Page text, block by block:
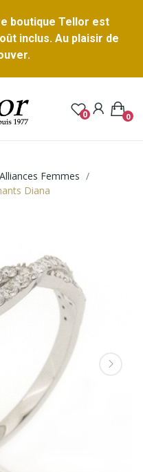
boutique Tellor est
inclus. Au plaisir de
0 0
Alliances Femmes
Diana